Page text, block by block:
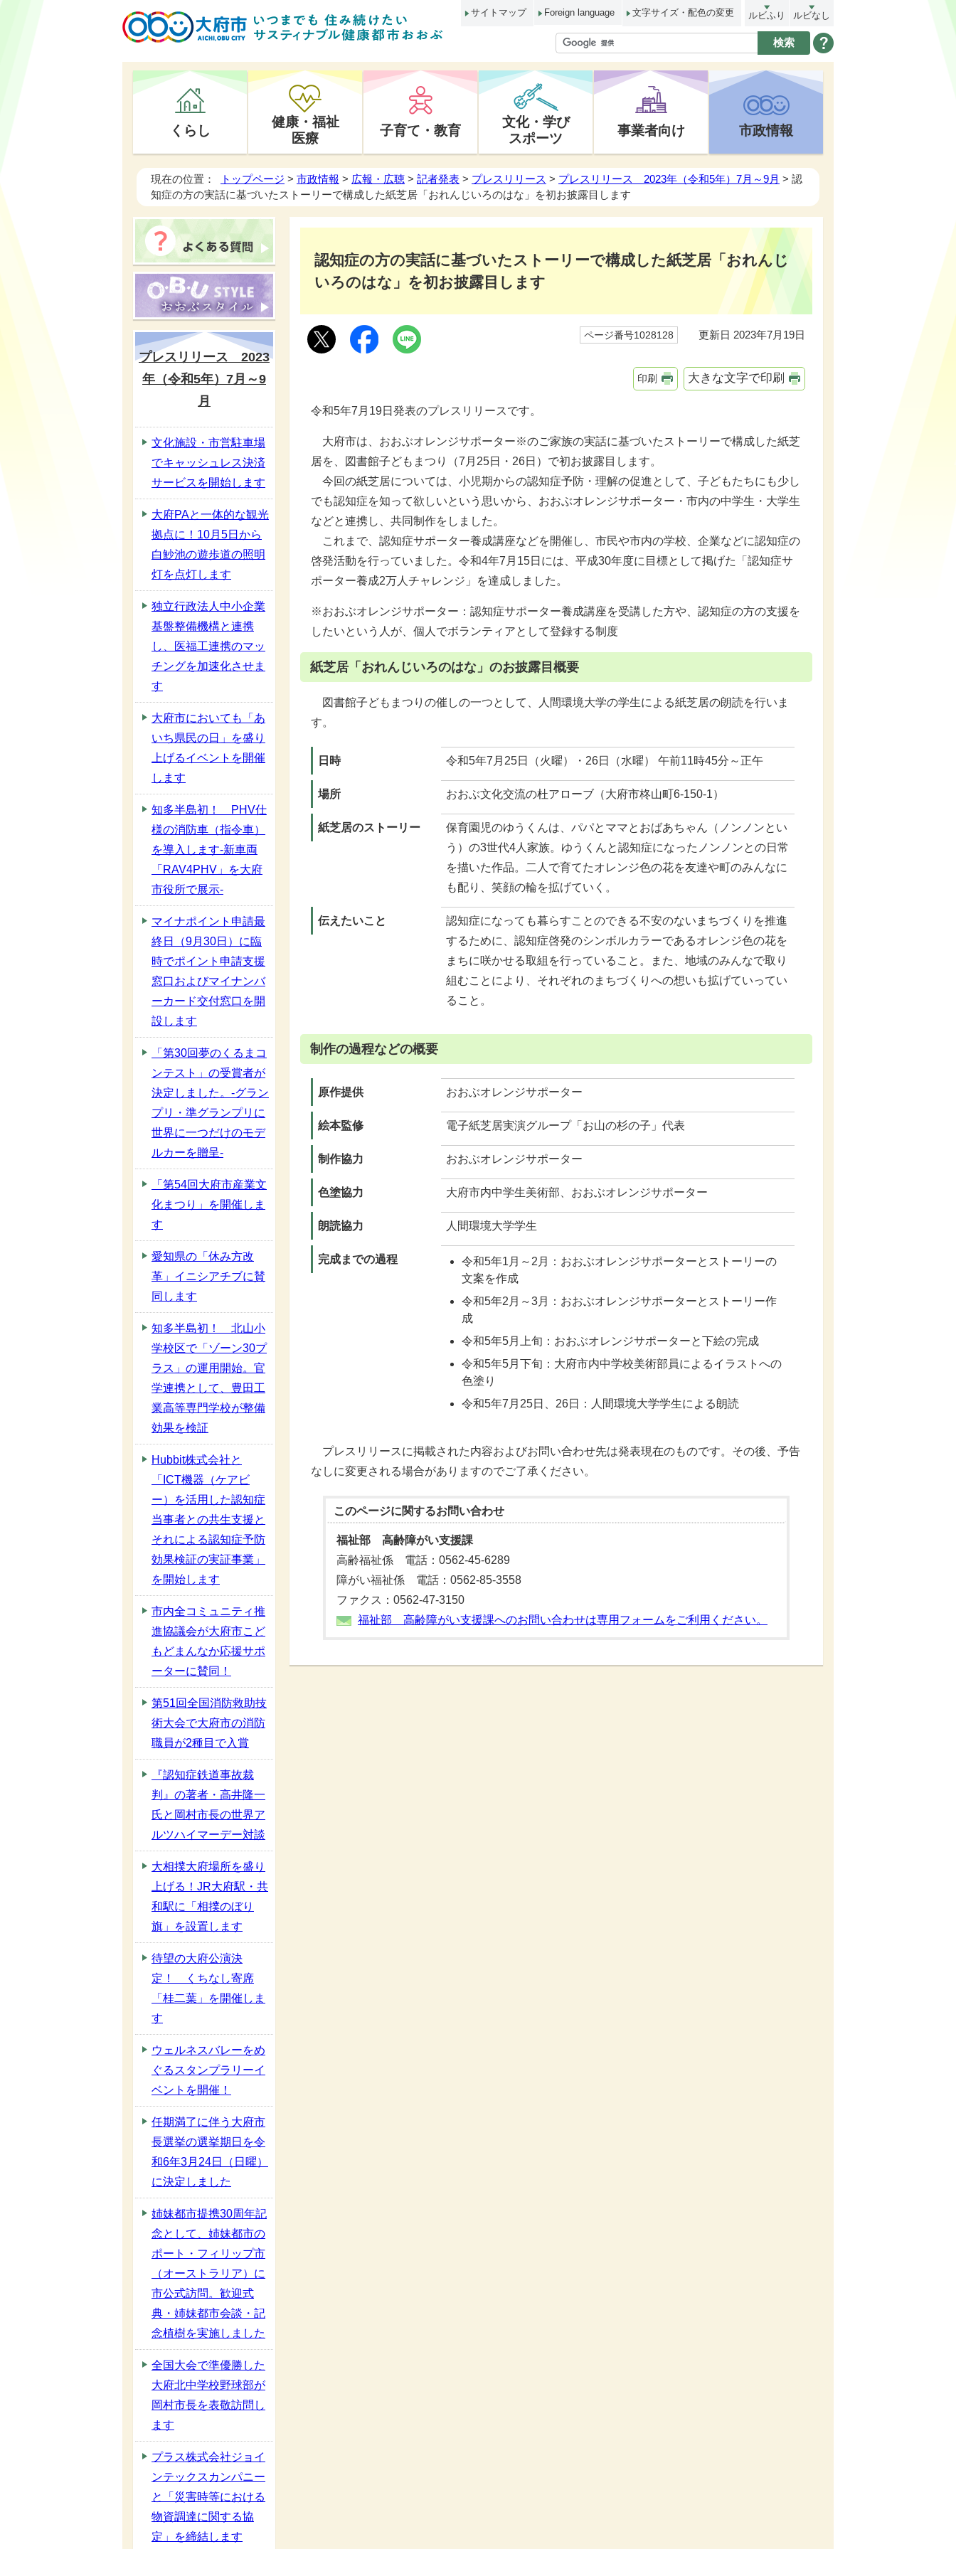
サイトマップ Foreign language 文字サイズ・配色の変更 ルビふり ルビなし
くらし
健康・福祉
医療
子育て・教育
文化・学び
スポーツ
事業者向け 市政情報
現在の位置： トップページ > 市政情報 > 広報・広聴 > 記者発表 > プレスリリース > プレスリリース 2023年（令和5年）7月～9月 > 認
知症の方の実話に基づいたストーリーで構成した紙芝居「おれんじいろのはな」を初お披露目します
認知症の方の実話に基づいたストーリーで構成した紙芝居「おれんじ
いろのはな」を初お披露目します
ページ番号1028128 更新日 2023年7月19日
印刷 大きな文字で印刷
令和5年7月19日発表のプレスリリースです。
大府市は、おおぶオレンジサポーター※のご家族の実話に基づいたストーリーで構成した紙芝
居を、図書館子どもまつり（7月25日・26日）で初お披露目します。
今回の紙芝居については、小児期からの認知症予防・理解の促進として、子どもたちにも少し
でも認知症を知って欲しいという思いから、おおぶオレンジサポーター・市内の中学生・大学生
などと連携し、共同制作をしました。
これまで、認知症サポーター養成講座などを開催し、市民や市内の学校、企業などに認知症の
啓発活動を行っていました。令和4年7月15日には、平成30年度に目標として掲げた「認知症サ
ポーター養成2万人チャレンジ」を達成しました。
※おおぶオレンジサポーター：認知症サポーター養成講座を受講した方や、認知症の方の支援を
したいという人が、個人でボランティアとして登録する制度
紙芝居「おれんじいろのはな」のお披露目概要
図書館子どもまつりの催しの一つとして、人間環境大学の学生による紙芝居の朗読を行いま
す。
日時 令和5年7月25日（火曜）・26日（水曜） 午前11時45分～正午
場所 おおぶ文化交流の杜アローブ（大府市柊山町6-150-1）
紙芝居のストーリー
保育園児のゆうくんは、パパとママとおばあちゃん（ノンノンとい
う）の3世代4人家族。ゆうくんと認知症になったノンノンとの日常
を描いた作品。二人で育てたオレンジ色の花を友達や町のみんなに
も配り、笑顔の輪を拡げていく。
伝えたいこと
認知症になっても暮らすことのできる不安のないまちづくりを推進
するために、認知症啓発のシンボルカラーであるオレンジ色の花を
まちに咲かせる取組を行っていること。また、地域のみんなで取り
組むことにより、それぞれのまちづくりへの想いも拡げていってい
ること。
制作の過程などの概要
原作提供 おおぶオレンジサポーター
絵本監修 電子紙芝居実演グループ「お山の杉の子」代表
制作協力 おおぶオレンジサポーター
色塗協力 大府市内中学生美術部、おおぶオレンジサポーター
朗読協力 人間環境大学学生
完成までの過程
令和5年1月～2月：おおぶオレンジサポーターとストーリーの
文案を作成
令和5年2月～3月：おおぶオレンジサポーターとストーリー作
成
令和5年5月上旬：おおぶオレンジサポーターと下絵の完成
令和5年5月下旬：大府市内中学校美術部員によるイラストへの
色塗り
令和5年7月25日、26日：人間環境大学学生による朗読
プレスリリースに掲載された内容およびお問い合わせ先は発表現在のものです。その後、予告
なしに変更される場合がありますのでご了承ください。
このページに関するお問い合わせ
福祉部 高齢障がい支援課
高齢福祉係 電話：0562-45-6289
障がい福祉係 電話：0562-85-3558
ファクス：0562-47-3150
福祉部 高齢障がい支援課へのお問い合わせは専用フォームをご利用ください。
プレスリリース 2023
年（令和5年）7月～9
月
文化施設・市営駐車場
でキャッシュレス決済
サービスを開始します
大府PAと一体的な観光
拠点に！10月5日から
白魦池の遊歩道の照明
灯を点灯します
独立行政法人中小企業
基盤整備機構と連携
し、医福工連携のマッ
チングを加速化させま
す
大府市においても「あ
いち県民の日」を盛り
上げるイベントを開催
します
知多半島初！ PHV仕
様の消防車（指令車）
を導入します-新車両
「RAV4PHV」を大府
市役所で展示-
マイナポイント申請最
終日（9月30日）に臨
時でポイント申請支援
窓口およびマイナンバ
ーカード交付窓口を開
設します
「第30回夢のくるまコ
ンテスト」の受賞者が
決定しました。-グラン
プリ・準グランプリに
世界に一つだけのモデ
ルカーを贈呈-
「第54回大府市産業文
化まつり」を開催しま
す
愛知県の「休み方改
革」イニシアチブに賛
同します
知多半島初！ 北山小
学校区で「ゾーン30プ
ラス」の運用開始。官
学連携として、豊田工
業高等専門学校が整備
効果を検証
Hubbit株式会社と
「ICT機器（ケアビ
ー）を活用した認知症
当事者との共生支援と
それによる認知症予防
効果検証の実証事業」
を開始します
市内全コミュニティ推
進協議会が大府市こど
もどまんなか応援サポ
ーターに賛同！
第51回全国消防救助技
術大会で大府市の消防
職員が2種目で入賞
『認知症鉄道事故裁
判』の著者・高井隆一
氏と岡村市長の世界ア
ルツハイマーデー対談
大相撲大府場所を盛り
上げる！JR大府駅・共
和駅に「相撲のぼり
旗」を設置します
待望の大府公演決
定！ くちなし寄席
「桂二葉」を開催しま
す
ウェルネスバレーをめ
ぐるスタンプラリーイ
ベントを開催！
任期満了に伴う大府市
長選挙の選挙期日を令
和6年3月24日（日曜）
に決定しました
姉妹都市提携30周年記
念として、姉妹都市の
ポート・フィリップ市
（オーストラリア）に
市公式訪問。歓迎式
典・姉妹都市会談・記
念植樹を実施しました
全国大会で準優勝した
大府北中学校野球部が
岡村市長を表敬訪問し
ます
プラス株式会社ジョイ
ンテックスカンパニー
と「災害時等における
物資調達に関する協
定」を締結します